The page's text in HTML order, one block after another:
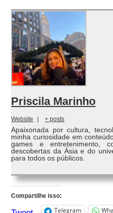
Priscila Marinho
Website | + posts
Apaixonada por cultura,
minha curiosidade em
games e entretenimento,
descobertas da Ásia e do
para todos os públicos.
Compartilhe isso:
Telegram